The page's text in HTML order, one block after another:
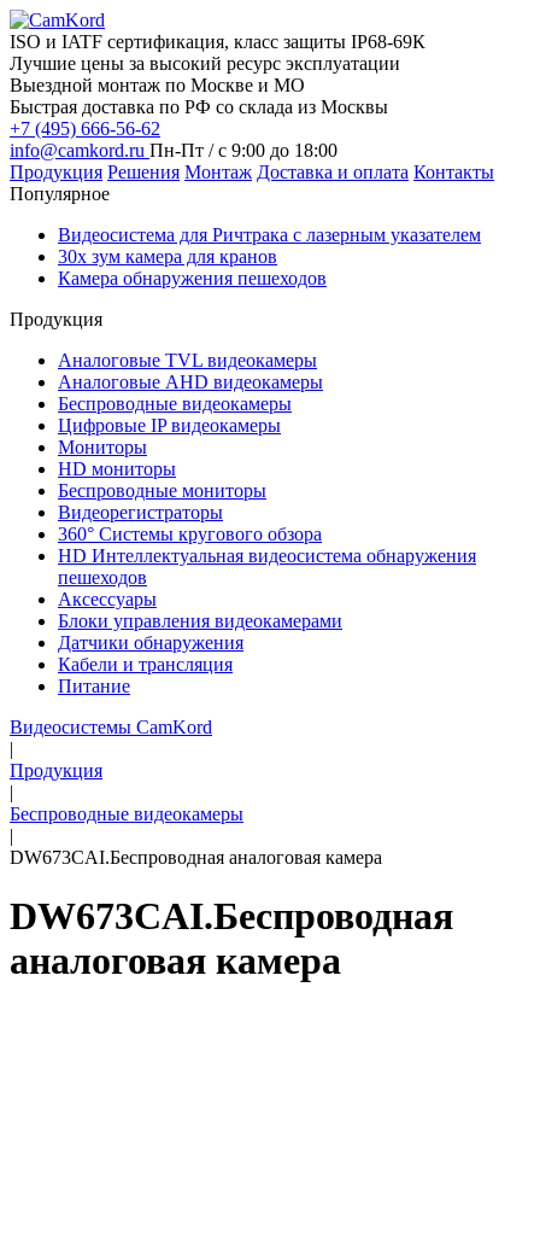
ISO и IATF сертификация, класс защиты IP68-69К
Лучшие цены за высокий ресурс эксплуатации
Выездной монтаж по Москве и МО
Быстрая доставка по РФ со склада из Москвы
+7 (495) 666-56-62
info@camkord.ru Пн-Пт / с 9:00 до 18:00
Продукция Решения Монтаж Доставка и оплата Контакты
Популярное
Видеосистема для Ричтрака с лазерным указателем
30x зум камера для кранов
Камера обнаружения пешеходов
Продукция
Аналоговые TVL видеокамеры
Аналоговые AHD видеокамеры
Беспроводные видеокамеры
Цифровые IP видеокамеры
Мониторы
HD мониторы
Беспроводные мониторы
Видеорегистраторы
360° Системы кругового обзора
HD Интеллектуальная видеосистема обнаружения
пешеходов
Аксессуары
Блоки управления видеокамерами
Датчики обнаружения
Кабели и трансляция
Питание
Видеосистемы CamKord
|
Продукция
|
Беспроводные видеокамеры
|
DW673CAI.Беспроводная аналоговая камера
DW673CAI.Беспроводная
аналоговая камера